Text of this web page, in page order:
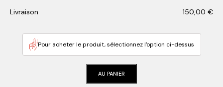
Livraison 150,00 €
Pour acheter le produit, sélectionnez l'option ci-dessus
AU PANIER